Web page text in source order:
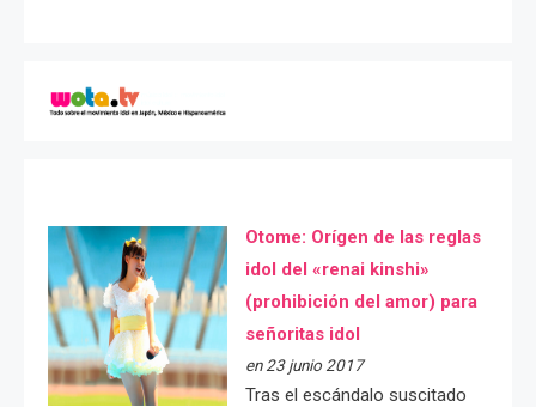
Otome: Orígen de las reglas
idol del «renai kinshi»
(prohibición del amor) para
señoritas idol
en 23 junio 2017
Tras el escándalo suscitado